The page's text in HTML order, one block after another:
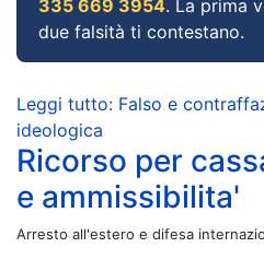
335 669 3954. La prima
due falsità ti contestano.
Leggi tutto: Falso e
ideologica
Ricorso per
e ammissibilita'
Arresto all'estero e difesa